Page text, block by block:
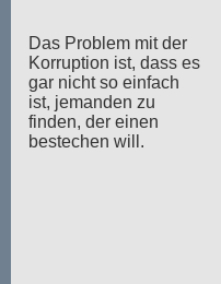
Das Problem mit der
Korruption ist, dass es
gar nicht so einfach
ist, jemanden zu
finden, der einen
bestechen will.